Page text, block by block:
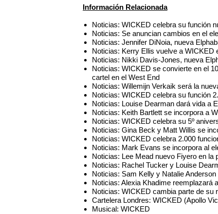
Información Relacionada
Noticias: WICKED celebra su función
Noticias: Se anuncian cambios en el
Noticias: Jennifer DiNoia, nueva
Noticias: Kerry Ellis vuelve a WICKED
Noticias: Nikki Davis-Jones, nueva
Noticias: WICKED se convierte en el
cartel en el West End
Noticias: Willemijn Verkaik será la
Noticias: WICKED celebra su función
Noticias: Louise Dearman dará vida a
Noticias: Keith Bartlett se incorpora a
Noticias: WICKED celebra su 5º
Noticias: Gina Beck y Matt Willis se
Noticias: WICKED celebra 2.000
Noticias: Mark Evans se incorpora al
Noticias: Lee Mead nuevo Fiyero en
Noticias: Rachel Tucker y Louise
Noticias: Sam Kelly y Natalie
Noticias: Alexia Khadime reemplazará
Noticias: WICKED cambia parte de su
Cartelera Londres: WICKED (Apollo
Musical: WICKED